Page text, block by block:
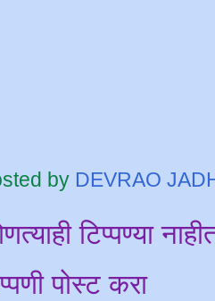
by DEVRAO
टिप्पण्‍या
पोस्ट करा